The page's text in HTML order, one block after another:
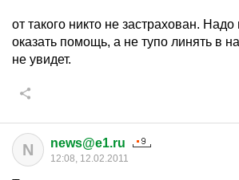
от такого никто не застрахован.
оказать помощь, а не тупо линять в
не увидет.
N news@e1.ru
12:08, 12.02.2011